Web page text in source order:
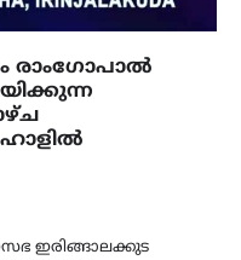
രാംഗോപാൽ
ഹാളിൽ
ഇരിങ്ങാലക്കുട